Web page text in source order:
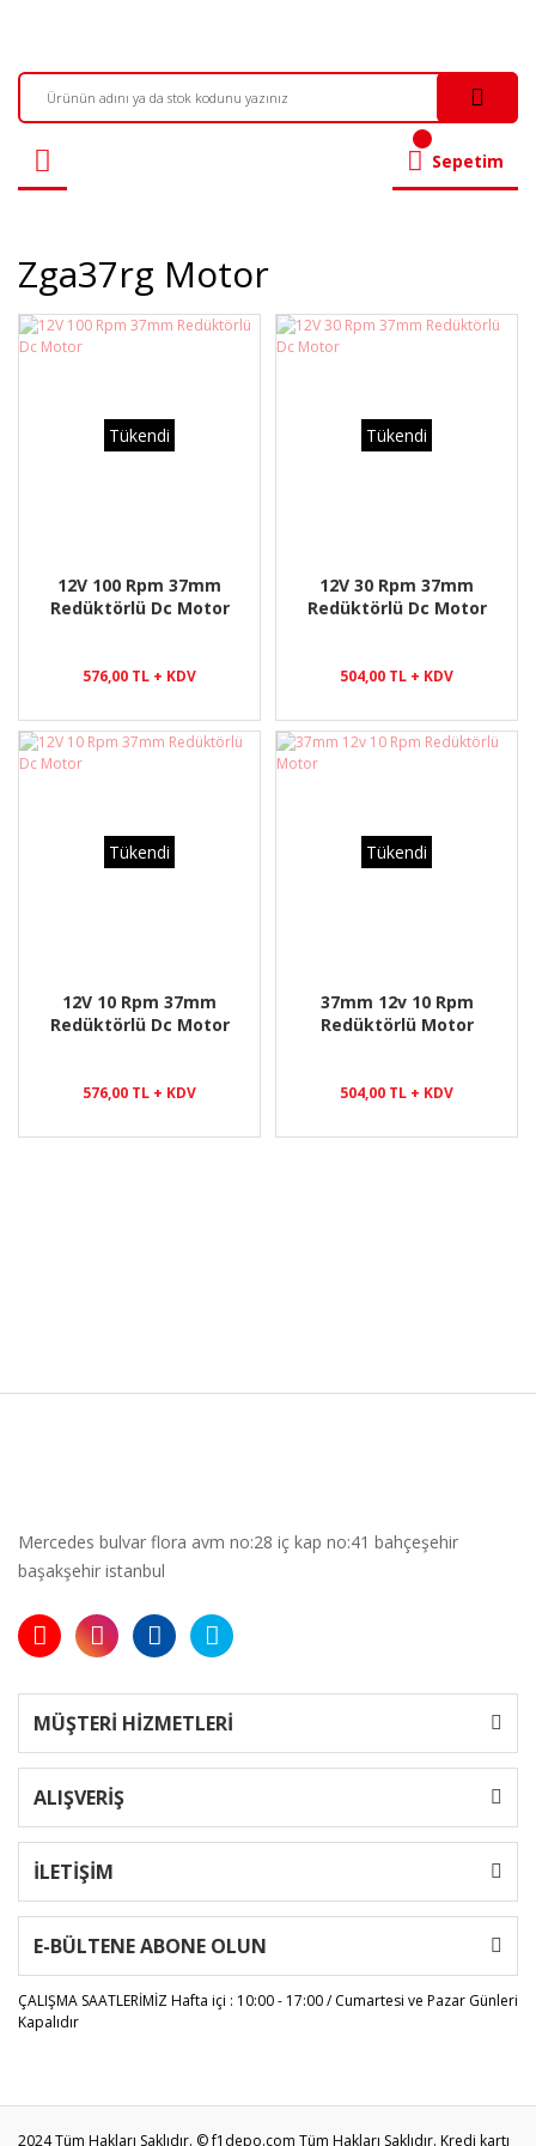
Sepetim
Zga37rg Motor
Tükendi
12V 100 Rpm 37mm
Redüktörlü Dc Motor
576,00 TL + KDV
Tükendi
12V 30 Rpm 37mm
Redüktörlü Dc Motor
504,00 TL + KDV
Tükendi
12V 10 Rpm 37mm
Redüktörlü Dc Motor
576,00 TL + KDV
Tükendi
37mm 12v 10 Rpm
Redüktörlü Motor
504,00 TL + KDV
Mercedes bulvar flora avm no:28 iç kap no:41 bahçeşehir
başakşehir istanbul
MÜŞTERİ HİZMETLERİ
ALIŞVERİŞ
İLETİŞİM
E-BÜLTENE ABONE OLUN
ÇALIŞMA SAATLERİMİZHafta içi : 10:00 - 17:00 / Cumartesi ve Pazar Günleri
Kapalıdır
2024 Tüm Hakları Saklıdır. © f1depo.com Tüm Hakları Saklıdır. Kredi kartı